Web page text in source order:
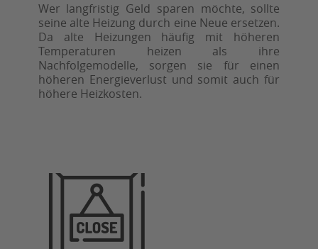
Wer langfristig Geld sparen möchte, sollte
seine alte Heizung durch eine Neue ersetzen.
Da alte Heizungen häufig mit höheren
Temperaturen heizen als ihre
Nachfolgemodelle, sorgen sie für einen
höheren Energieverlust und somit auch für
höhere Heizkosten.